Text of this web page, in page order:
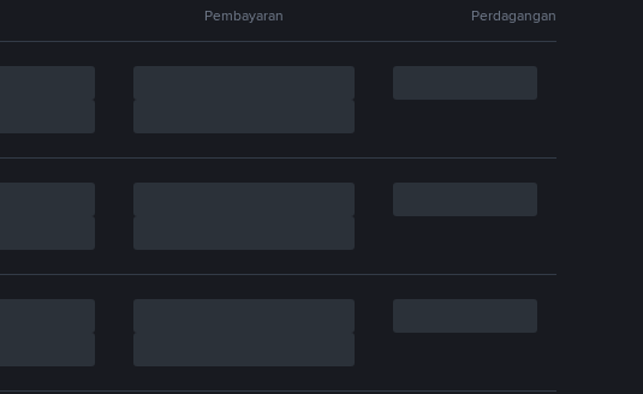
Pembayaran Perdagangan